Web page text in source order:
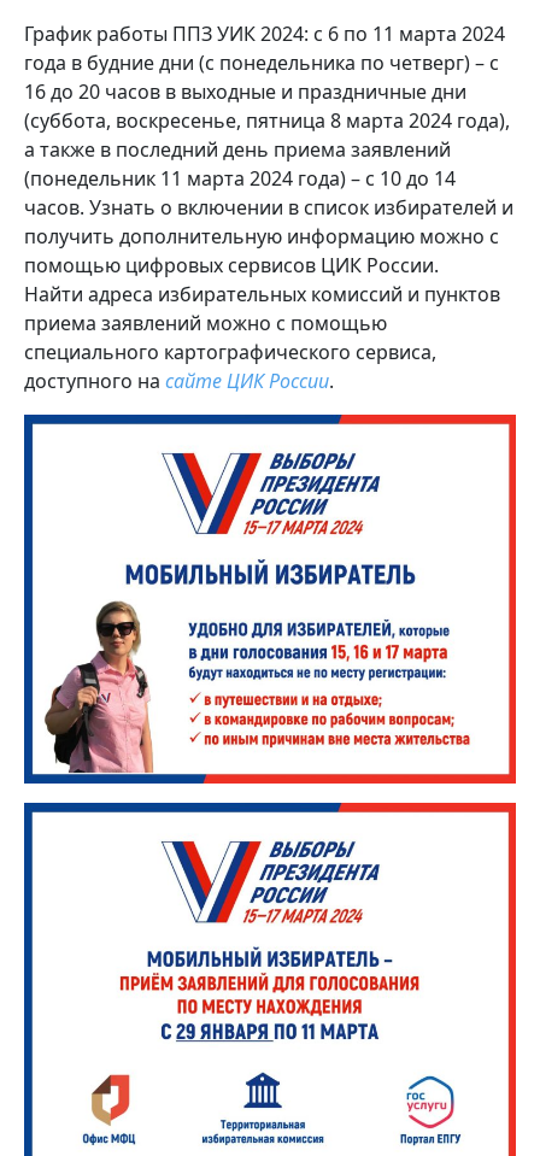
График работы ППЗ УИК 2024: с 6 по 11 марта 2024
года в будние дни (с понедельника по четверг) – с
16 до 20 часов в выходные и праздничные дни
(суббота, воскресенье, пятница 8 марта 2024 года),
а также в последний день приема заявлений
(понедельник 11 марта 2024 года) – с 10 до 14
часов. Узнать о включении в список избирателей и
получить дополнительную информацию можно с
помощью цифровых сервисов ЦИК России.
Найти адреса избирательных комиссий и пунктов
приема заявлений можно с помощью
специального картографического сервиса,
доступного на сайте ЦИК России.